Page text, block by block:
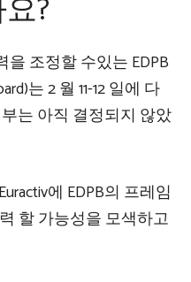
?
을 조정할 수있는 EDPB
는 2 월 11-12 일에 다
는 아직 결정되지 않았
에 EDPB의 프레임
할 가능성을 모색하고